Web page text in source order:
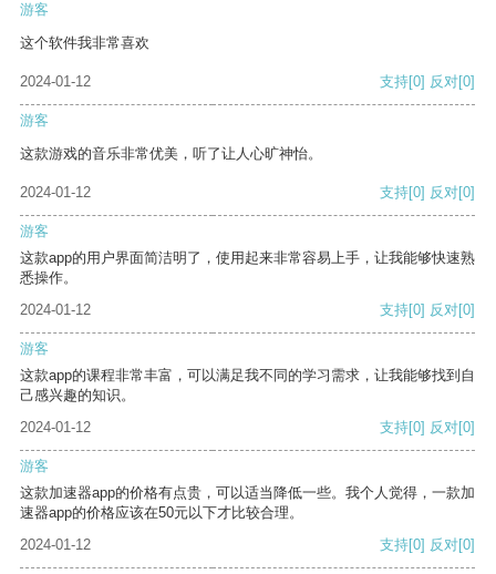
游客
这个软件我非常喜欢
2024-01-12 支持[0] 反对[0]
游客
这款游戏的音乐非常优美，听了让人心旷神怡。
2024-01-12 支持[0] 反对[0]
游客
这款app的用户界面简洁明了，使用起来非常容易上手，让我能够快速熟
悉操作。
2024-01-12
支持[0] 反对[0]
游客
这款app的课程非常丰富，可以满足我不同的学习需求，让我能够找到自
己感兴趣的知识。
2024-01-12
支持[0] 反对[0]
游客
这款加速器app的价格有点贵，可以适当降低一些。我个人觉得，一款加
速器app的价格应该在50元以下才比较合理。
2024-01-12
支持[0] 反对[0]